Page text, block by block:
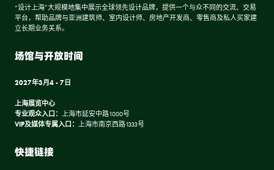
“设计上海”大规模地集中展示全球领先设计品牌，提供一个与众不同的交流、交易
平台，帮助品牌与亚洲建筑师、室内设计师、房地产开发商、零售商及私人买家建
立长期业务关系。
场馆与开放时间
2027年3月4 - 7日
上海展览中心
专业观众入口：
上海市延安中路1000号
VIP及媒体专属入口：
上海市南京西路1333号
快捷链接